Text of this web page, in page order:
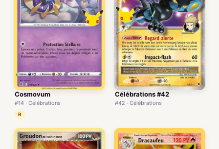
Cosmovum
#14 · Célébrations
R
Célébrations #42
#42 · Célébrations